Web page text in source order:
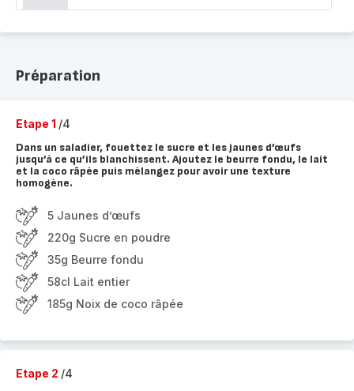
Préparation
Etape 1 /4
Dans un saladier, fouettez le sucre et les jaunes d’œufs
jusqu’à ce qu’ils blanchissent. Ajoutez le beurre fondu, le lait
et la coco râpée puis mélangez pour avoir une texture
homogène.
5 Jaunes d’œufs
220g Sucre en poudre
35g Beurre fondu
58cl Lait entier
185g Noix de coco râpée
Etape 2 /4